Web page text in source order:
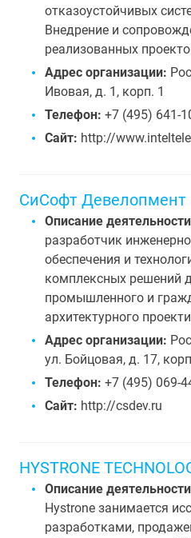
отказоустойчивых
Внедрение и
реализованных
Адрес организации:
Ивовая, д. 1, корп. 1
Телефон: +7 (495) 641-
Сайт: http://
СиСофт Девелопмент
Описание
разработчик
обеспечения и
комплексных решений
промышленного и
архитектурного
Адрес организации:
ул. Бойцовая, д. 17,
Телефон: +7 (495) 069-
Сайт: http://csdev.ru
HYSTRONE
Описание
Hystrone занимается
разработками,